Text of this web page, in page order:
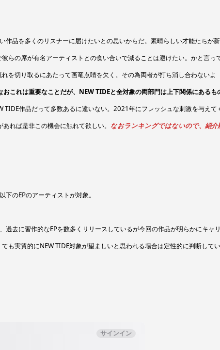
作品を多くのリスナーに届けたいとの思いからだ。素晴らしい才能たちが
らの席が有名アーティストとの食い合いで減ることは避けたい。かと言っ
を切り取るにあたって画竜点睛を欠く。その為両者が打ち消し合わないよ
おこれは重要なことだが、NEW TIDEと全対象の両部門は上下関係にあるも
TIDE作品だって多数あるに違いない。2021年にフレッシュな刺激を与えて
れば是非この機会に触れて欲しい。 なおランキングではないので、紹介
のEPのアーティストが対象。
去に習作的なEPを数多くリリースしているが今回の作品が明らかにキャ
も実質的にNEW TIDE対象が望ましいと思われる場合は定性的に判断してい